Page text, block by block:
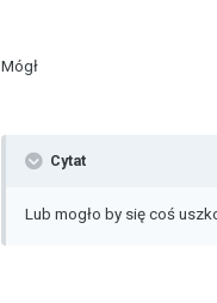
Mógł
Cytat
Lub mogło by się coś